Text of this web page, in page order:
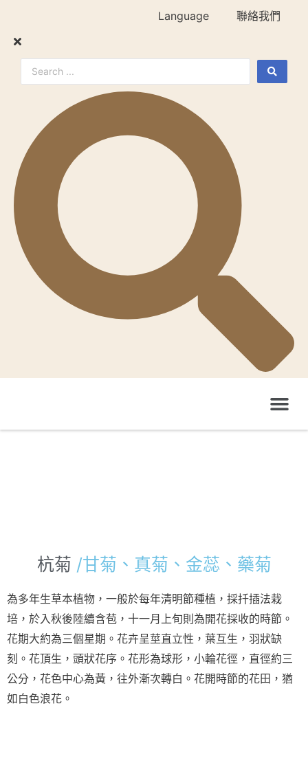
Language 聯絡我們
杭菊 /甘菊、真菊、金蕊、藥菊
為多年生草本植物，一般於每年清明節種植，採扦插法栽
培，於入秋後陸續含苞，十一月上旬則為開花採收的時節。
花期大約為三個星期。花卉呈莖直立性，葉互生，羽狀缺
刻。花頂生，頭狀花序。花形為球形，小輪花徑，直徑約三
公分，花色中心為黃，往外漸次轉白。花開時節的花田，猶
如白色浪花。